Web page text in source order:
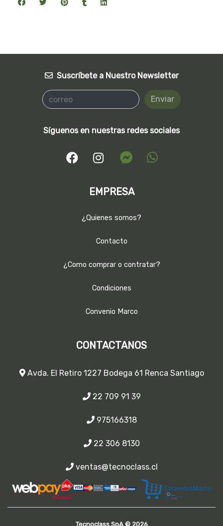
Suscríbete a Nuestro Newsletter
Enviar
Síguenos en nuestras redes sociales
EMPRESA
¿Quienes somos?
Contacto
¿Como comprar o contratar?
Condiciones
Convenio Marco
CONTACTANOS
Avda. El Retiro 1227 Bodega 61 Renca Santiago
22 709 91 39
975166318
22 306 8130
ventas@tecnoclass.cl
Tecnoclass SpA © 2026